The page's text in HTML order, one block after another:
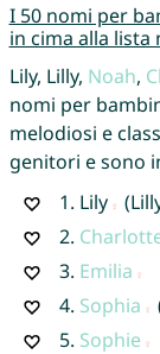
I 50 nomi per
in cima alla lista
Lily, Lilly, Noah,
nomi per
melodiosi e
genitori e sono
1. Lily
2.
3. Emilia
4. Sophia
5. Sophie